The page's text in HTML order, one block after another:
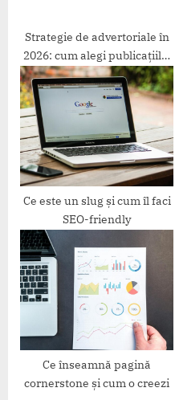
Strategie de advertoriale în
2026: cum alegi publicațiile,
cum planifici și cum măsori
rezultatele
Ce este un slug și cum îl faci
SEO-friendly
Ce înseamnă pagină
cornerstone și cum o creezi